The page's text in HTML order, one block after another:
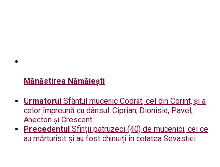
Mănăstirea Nămăiești
Urmatorul Sfântul mucenic Codrat, cel din Corint, și a
celor împreună cu dânsul: Ciprian, Dionisie, Pavel,
Anecton și Crescent
Precedentul Sfinții patruzeci (40) de mucenici, cei ce
au mărturisit și au fost chinuiți în cetatea Sevastiei